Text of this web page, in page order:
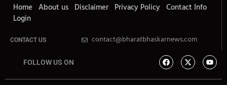
Home About us Disclaimer Privacy Policy Contact Info
Login
CONTACT US contact@bharatbhaskarnews.com
FOLLOW US ON